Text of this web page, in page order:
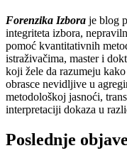
Forenzika Izbora je blog
integriteta izbora,
pomoć kvantitativnih
istraživačima, master i
koji žele da razumeju
obrasce nevidljive u
metodološkoj jasnoći,
interpretaciji dokaza u
Poslednje objave